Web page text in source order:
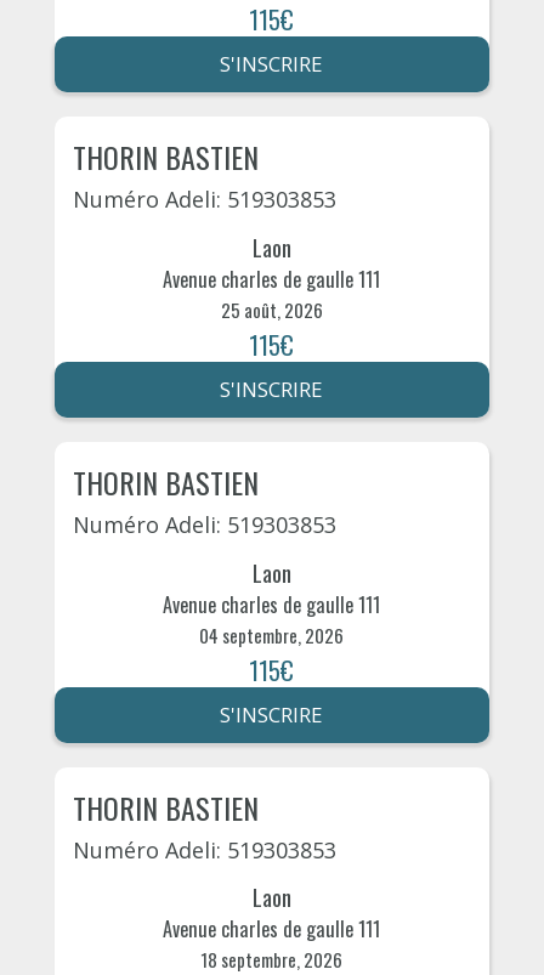
115€
S'INSCRIRE
THORIN BASTIEN
Numéro Adeli: 519303853
Laon
Avenue charles de gaulle 111
25 août, 2026
115€
S'INSCRIRE
THORIN BASTIEN
Numéro Adeli: 519303853
Laon
Avenue charles de gaulle 111
04 septembre, 2026
115€
S'INSCRIRE
THORIN BASTIEN
Numéro Adeli: 519303853
Laon
Avenue charles de gaulle 111
18 septembre, 2026